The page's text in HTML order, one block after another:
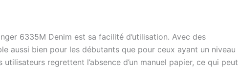
6335M Denim est sa facilité d’utilisation. Avec des
aussi bien pour les débutants que pour ceux ayant un niveau
regrettent l’absence d’un manuel papier, ce qui peut